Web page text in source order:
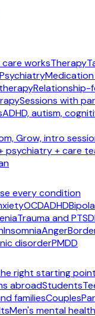
care worksTherapy
Psychiatry
Relationship-
Sessions with
ADHD, autism,
Grow, intro
psychiatry + care
every condition
OCDADHD
Trauma and PTSD
InsomniaAnger
disorderPMDD
right starting point
abroadStudents
familiesCouples
Men's mental health